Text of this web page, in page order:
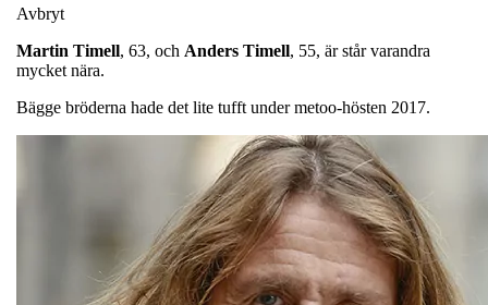
Avbryt
Martin Timell, 63, och Anders Timell, 55, är står varandra
mycket nära.
Bägge bröderna hade det lite tufft under metoo-hösten 2017.